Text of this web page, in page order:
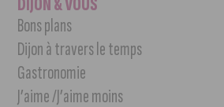
Bons plans
Dijon à travers le temps
Gastronomie
J’aime /J’aime moins